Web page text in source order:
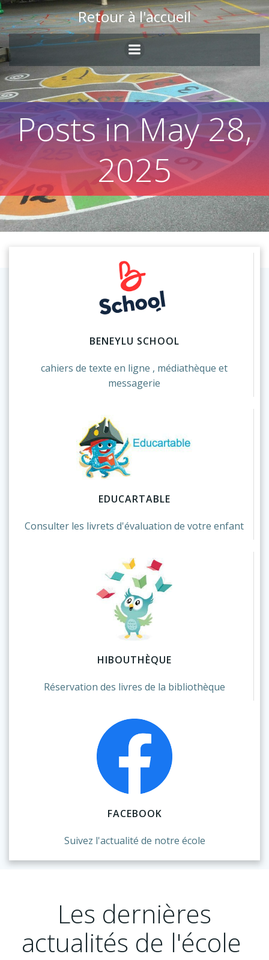
Skip
to
content
Retour à l'accueil
Posts in May 28,
2025
BENEYLU SCHOOL
cahiers de texte en ligne , médiathèque et
messagerie
EDUCARTABLE
Consulter les livrets d'évaluation de votre enfant
HIBOUTHÈQUE
Réservation des livres de la bibliothèque
FACEBOOK
Suivez l'actualité de notre école
Les dernières
actualités de l'école